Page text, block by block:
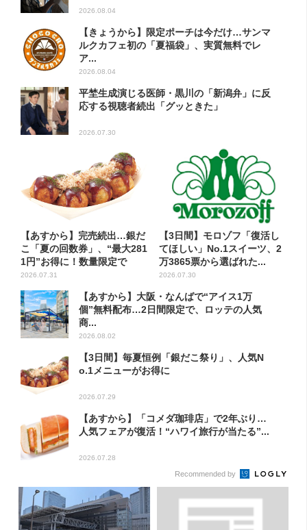
2026.08.04
【きょうから】限定ポーチは今だけ…サンマ
ルクカフェ初の「夏福袋」、実質無料でレ
ア...
2026.08.04
平埜生成演じる医師・黒川の「新潟弁」に反
応する視聴者続出「グッときた」
2026.07.30
【あすから】完売続出…銀だ
こ「夏の回数券」、“最大281
1円”お得に！数量限定で
2026.07.31
【3日間】モロゾフ「復活し
てほしい」No.1スイーツ、2
万3865票から選ばれた...
2026.07.30
【あすから】大阪・なんばで“アイス1万
個”無料配布…2日間限定で、ロッテの人気
商...
2026.08.02
【3日間】毎夏恒例「銀だこ祭り」、人気N
o.1メニューがお得に
2026.07.29
【あすから】「コメダ珈琲店」で2年ぶり…
人気フェアが復活！“ハワイ旅行が当たる”...
2026.07.28
Recommended by